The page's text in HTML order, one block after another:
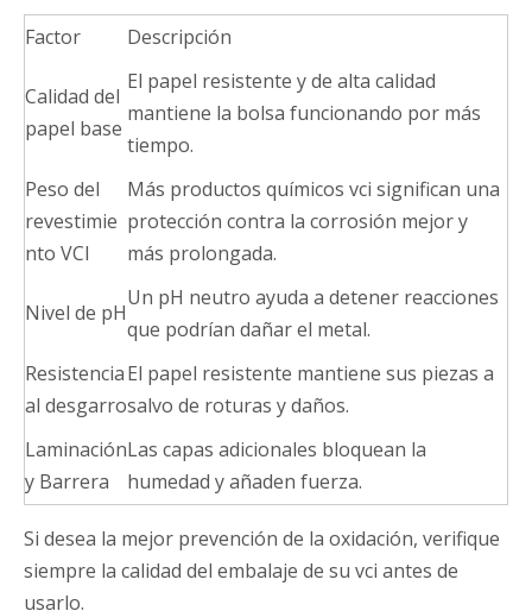
Factor
Descripción
Calidad del
papel base
El papel resistente y de alta calidad
mantiene la bolsa funcionando por más
tiempo.
Peso del
revestimie
nto VCI
Más productos químicos vci significan una
protección contra la corrosión mejor y
más prolongada.
Nivel de pH
Un pH neutro ayuda a detener reacciones
que podrían dañar el metal.
Resistencia
al desgarro
El papel resistente mantiene sus piezas a
salvo de roturas y daños.
Laminación
y Barrera
Las capas adicionales bloquean la
humedad y añaden fuerza.
Si desea la mejor prevención de la oxidación, verifique
siempre la calidad del embalaje de su vci antes de
usarlo.